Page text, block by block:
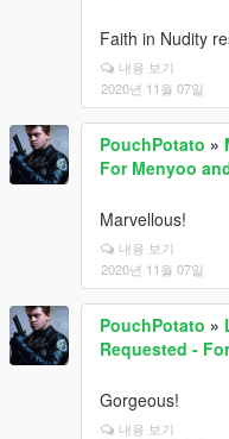
Faith in Nudity
내용 보기
2020년 11월 07일
PouchPotato »
For Menyoo
Marvellous!
내용 보기
2020년 11월 07일
PouchPotato »
Requested -
Gorgeous!
내용 보기